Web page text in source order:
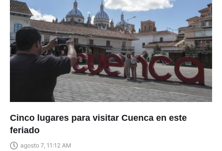
Cinco lugares para visitar Cuenca en este
feriado
agosto 7, 11:12 AM